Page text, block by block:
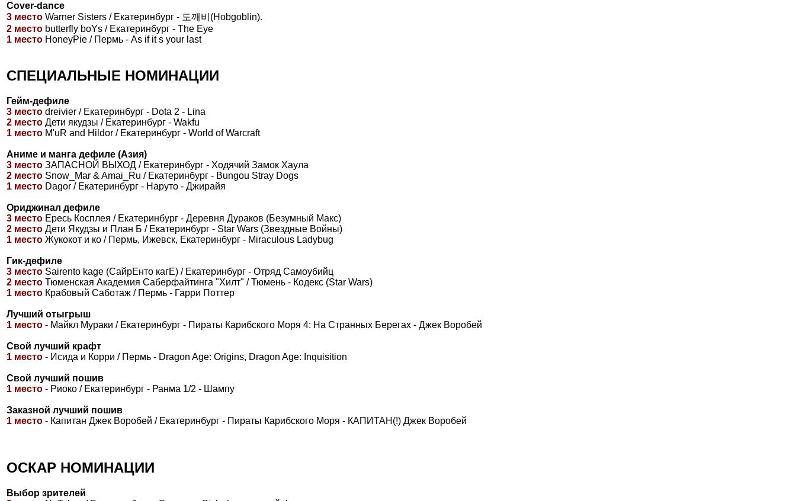
Cover-dance
3 место Warner Sisters / Екатеринбург - 도깨비(Hobgoblin).
2 место butterfly boYs / Екатеринбург - The Eye
1 место HoneyPie / Пермь - As if it s your last
СПЕЦИАЛЬНЫЕ НОМИНАЦИИ
Гейм-дефиле
3 место dreivier / Екатеринбург - Dota 2 - Lina
2 место Дети якудзы / Екатеринбург - Wakfu
1 место M'uR and Hildor / Екатеринбург - World of Warcraft
Аниме и манга дефиле (Азия)
3 место ЗАПАСНОЙ ВЫХОД / Екатеринбург - Ходячий Замок Хаула
2 место Snow_Mar & Amai_Ru / Екатеринбург - Bungou Stray Dogs
1 место Dagor / Екатеринбург - Наруто - Джирайя
Ориджинал дефиле
3 место Ересь Косплея / Екатеринбург - Деревня Дураков (Безумный Макс)
2 место Дети Якудзы и План Б / Екатеринбург - Star Wars (Звездные Войны)
1 место Жукокот и ко / Пермь, Ижевск, Екатеринбург - Miraculous Ladybug
Гик-дефиле
3 место Sairento kage (СайрЕнто кагЕ) / Екатеринбург - Отряд Самоубийц
2 место Тюменская Академия Саберфайтинга "Хилт" / Тюмень - Кодекс (Star Wars)
1 место Крабовый Саботаж / Пермь - Гарри Поттер
Лучший отыгрыш
1 место - Майкл Мураки / Екатеринбург - Пираты Карибского Моря 4: На Странных Берегах - Джек Воробей
Свой лучший крафт
1 место - Исида и Корри / Пермь - Dragon Age: Origins, Dragon Age: Inquisition
Свой лучший пошив
1 место - Риоко / Екатеринбург - Ранма 1/2 - Шампу
Заказной лучший пошив
1 место - Капитан Джек Воробей / Екатеринбург - Пираты Карибского Моря - КАПИТАН(!) Джек Воробей
ОСКАР НОМИНАЦИИ
Выбор зрителей